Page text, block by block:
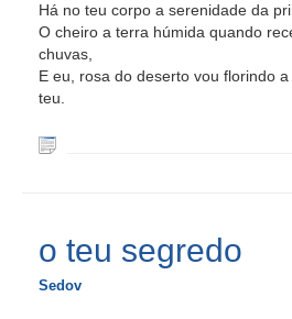
Há no teu corpo a serenidade da
O cheiro a terra húmida quando
chuvas,
E eu, rosa do deserto vou florindo
teu.
o teu segredo
Sedov